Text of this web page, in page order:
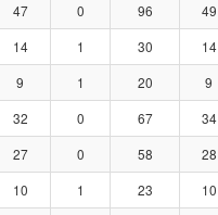
47 0 96 49
14 1 30 14
9 1 20 9
32 0 67 34
27 0 58 28
10 1 23 10